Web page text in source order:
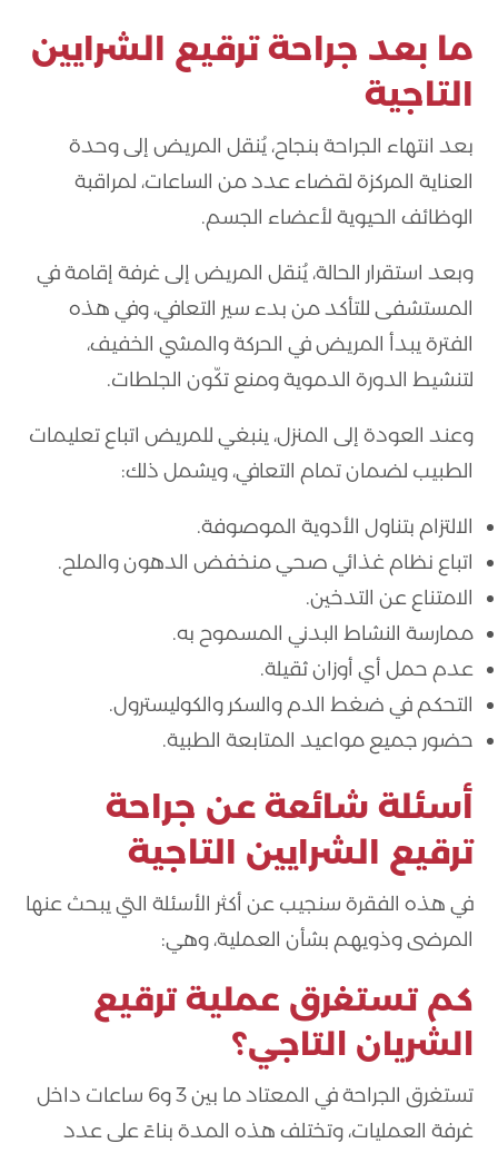
ما بعد جراحة ترقيع الشرايين
التاجية
بعد انتهاء الجراحة بنجاح، يُنقل المريض إلى وحدة
العناية المركزة لقضاء عدد من الساعات، لمراقبة
الوظائف الحيوية لأعضاء الجسم.
وبعد استقرار الحالة، يُنقل المريض إلى غرفة إقامة في
المستشفى للتأكد من بدء سير التعافي، وفي هذه
الفترة يبدأ المريض في الحركة والمشي الخفيف،
لتنشيط الدورة الدموية ومنع تكّون الجلطات.
وعند العودة إلى المنزل، ينبغي للمريض اتباع تعليمات
الطبيب لضمان تمام التعافي، ويشمل ذلك:
الالتزام بتناول الأدوية الموصوفة.
اتباع نظام غذائي صحي منخفض الدهون والملح.
الامتناع عن التدخين.
ممارسة النشاط البدني المسموح به.
عدم حمل أي أوزان ثقيلة.
التحكم في ضغط الدم والسكر والكوليسترول.
حضور جميع مواعيد المتابعة الطبية.
أسئلة شائعة عن جراحة
ترقيع الشرايين التاجية
في هذه الفقرة سنجيب عن أكثر الأسئلة التي يبحث عنها
المرضى وذويهم بشأن العملية، وهي:
كم تستغرق عملية ترقيع
الشريان التاجي؟
تستغرق الجراحة في المعتاد ما بين 3 و6 ساعات داخل
غرفة العمليات، وتختلف هذه المدة بناءً على عدد